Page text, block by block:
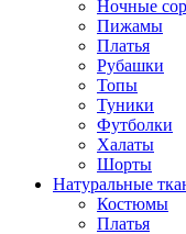
Ночные
Пижамы
Платья
Рубашки
Топы
Туники
Футболки
Халаты
Шорты
Натуральные
Костюмы
Платья